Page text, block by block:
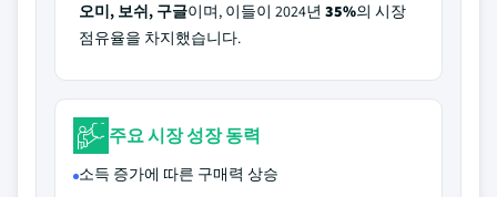
오미, 보쉬, 구글이며, 이들이 2024년 35%의 시장
점유율을 차지했습니다.
주요 시장 성장 동력
소득 증가에 따른 구매력 상승